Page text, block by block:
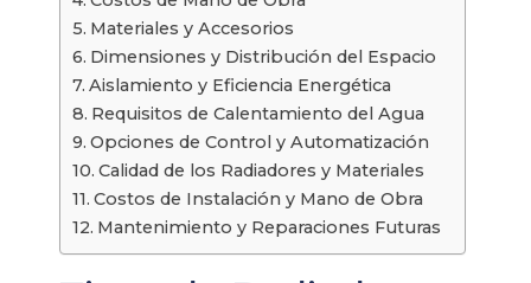
Materiales y Accesorios
Dimensiones y Distribución del Espacio
Aislamiento y Eficiencia Energética
Requisitos de Calentamiento del Agua
Opciones de Control y Automatización
Calidad de los Radiadores y Materiales
Costos de Instalación y Mano de Obra
Mantenimiento y Reparaciones Futuras